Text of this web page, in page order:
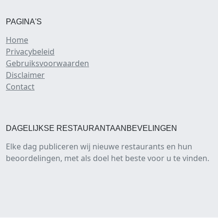
PAGINA'S
Home
Privacybeleid
Gebruiksvoorwaarden
Disclaimer
Contact
DAGELIJKSE RESTAURANTAANBEVELINGEN
Elke dag publiceren wij nieuwe restaurants en hun
beoordelingen, met als doel het beste voor u te vinden.